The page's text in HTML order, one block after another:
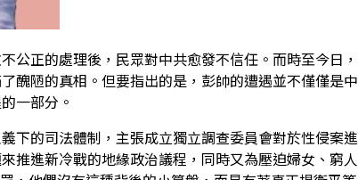
公正的處理後，民眾對中共愈發不信任。而時至今日，
醜陋的真相。但要指出的是，彭帥的遭遇並不僅僅是中
一部分。
下的司法體制，主張成立獨立調查委員會對於性侵案進
推進新冷戰的地緣政治議程，同時又為壓迫婦女、窮人